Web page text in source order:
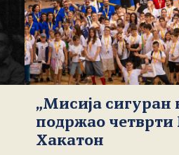
„Мисија
подржао четврти
Хакатон